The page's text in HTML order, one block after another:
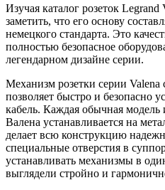
Изучая каталог розеток
заметить, что его основу
немецкого стандарта. Это
полностью безопасное
легендарном дизайне серии.
Механизм розетки серии
позволяет быстро и безопасно
кабель. Каждая обычная модель
Валена устанавливается на
делает всю конструкцию
специальные отверстия в
устанавливать механизмы в
выглядели стройно и